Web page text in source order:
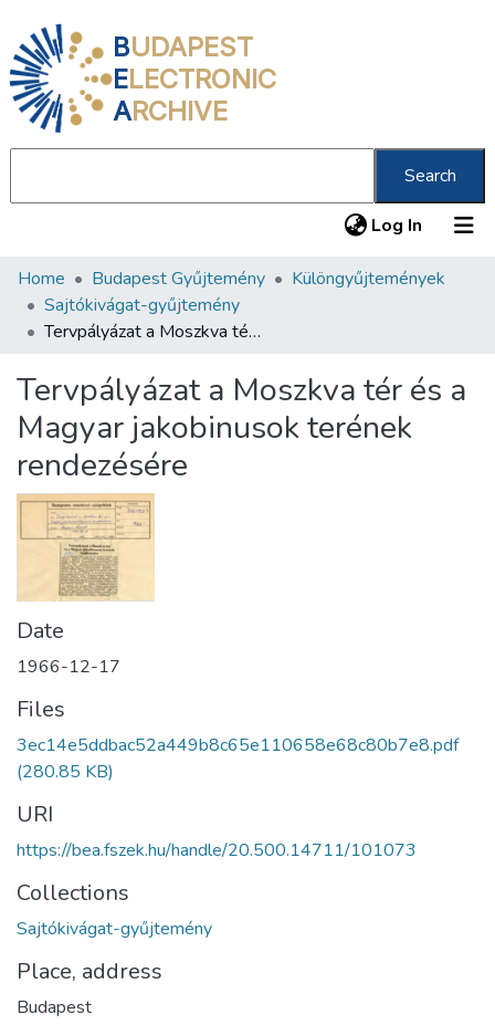
BUDAPEST
ELECTRONIC
ARCHIVE
Search
Log In (current)
Communities & Collections
All of DSpace
About us
Home Budapest Gyűjtemény
Különgyűjtemények
Sajtókivágat-gyűjtemény
Tervpályázat a Moszkva tér és a Magyar jakobinusok terének rendezésére
Tervpályázat a Moszkva tér és a
Magyar jakobinusok terének
rendezésére
Date
1966-12-17
Files
3ec14e5ddbac52a449b8c65e110658e68c80b7e8.pdf
(280.85 KB)
URI
https://bea.fszek.hu/handle/20.500.14711/101073
Collections
Sajtókivágat-gyűjtemény
Place, address
Budapest